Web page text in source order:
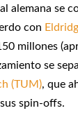
alemana se
con
millones
se
(TUM), que
spin-offs.